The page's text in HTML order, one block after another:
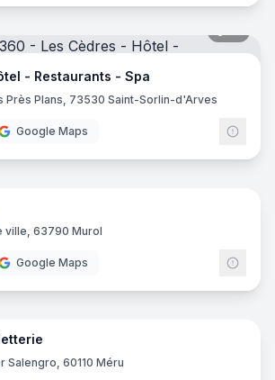
- Restaurants - Spa
Près Plans, 73530 Saint-Sorlin-d'Arves
Google Maps
10
ville, 63790 Murol
Google Maps
16
Salengro, 60110 Méru